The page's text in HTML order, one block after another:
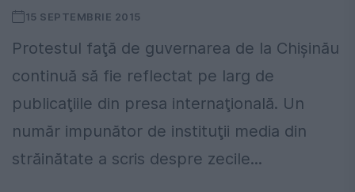
15 SEPTEMBRIE 2015
Protestul faţă de guvernarea de la Chişinău
continuă să fie reflectat pe larg de
publicaţiile din presa internaţională. Un
număr impunător de instituţii media din
străinătate a scris despre zecile...